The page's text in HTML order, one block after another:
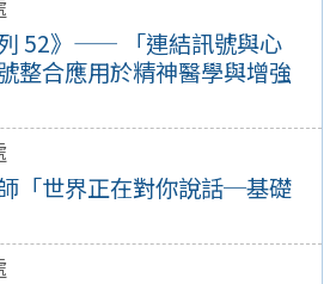
列 52》—— 「連結訊號與心
整合應用於精神醫學與增強
「世界正在對你說話─基礎